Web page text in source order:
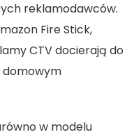
reklamodawców.
Fire Stick,
CTV docierają do
domowym
w modelu